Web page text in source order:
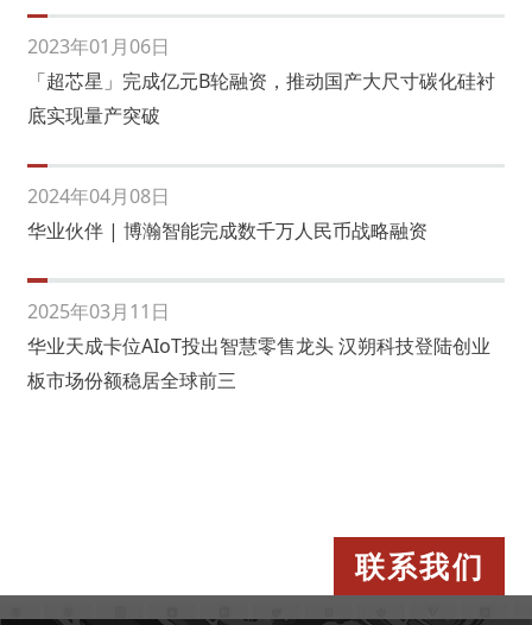
2023年01月06日
「超芯星」完成亿元B轮融资，推动国产大尺寸碳化硅衬
底实现量产突破
2024年04月08日
华业伙伴 | 博瀚智能完成数千万人民币战略融资
2025年03月11日
华业天成卡位AIoT投出智慧零售龙头 汉朔科技登陆创业
板市场份额稳居全球前三
联系我们